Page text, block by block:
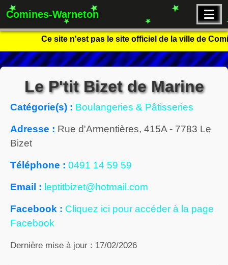
Comines-Warneton
Ce site n'est pas le site officiel de la ville de
Le P'tit Bizet de Marine
Catégorie(s) : Boulangeries & Pâtisseries
Adresse : Rue d'Armentières, 415A - 7783 Le
Bizet
Téléphone : 0491 14 59 59
Email : leptitbizet@hotmail.com
Facebook : Cliquez ici pour accéder à la page
Facebook
Dernière mise à jour : 17/02/2026